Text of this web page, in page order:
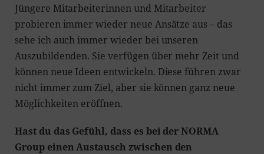
Jüngere Mitarbeiterinnen und Mitarbeiter
probieren immer wieder neue Ansätze aus – das
sehe ich auch immer wieder bei unseren
Auszubildenden. Sie verfügen über mehr Zeit und
können neue Ideen entwickeln. Diese führen zwar
nicht immer zum Ziel, aber sie können ganz neue
Möglichkeiten eröffnen.
Hast du das Gefühl, dass es bei der NORMA
Group einen Austausch zwischen den